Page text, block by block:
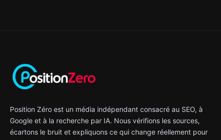
Position Zéro est un média indépendant consacré au SEO, à
Google et à la recherche par IA. Nous vérifions les sources,
écartons le bruit et expliquons ce qui change réellement pour